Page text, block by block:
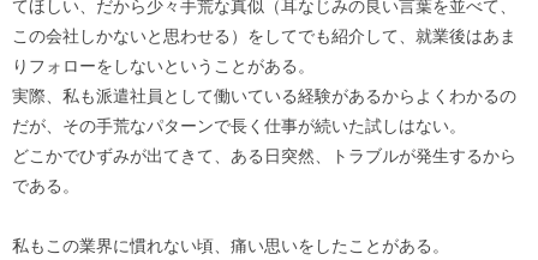
てほしい、だから少々手荒な真似（耳なじみの良い言葉を並べて、
この会社しかないと思わせる）をしてでも紹介して、就業後はあま
りフォローをしないということがある。
実際、私も派遣社員として働いている経験があるからよくわかるの
だが、その手荒なパターンで長く仕事が続いた試しはない。
どこかでひずみが出てきて、ある日突然、トラブルが発生するから
である。
私もこの業界に慣れない頃、痛い思いをしたことがある。